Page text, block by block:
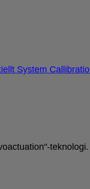
teknologi.